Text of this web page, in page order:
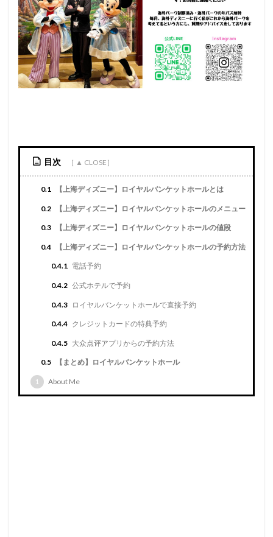
目次
0.1 【上海ディズニー】ロイヤルバンケットホールとは
0.2 【上海ディズニー】ロイヤルバンケットホールのメニュー
0.3 【上海ディズニー】ロイヤルバンケットホールの値段
0.4 【上海ディズニー】ロイヤルバンケットホールの予約方法
0.4.1 電話予約
0.4.2 公式ホテルで予約
0.4.3 ロイヤルバンケットホールで直接予約
0.4.4 クレジットカードの特典予約
0.4.5 大众点评アプリからの予約方法
0.5 【まとめ】ロイヤルバンケットホール
1 About Me